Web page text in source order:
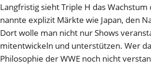
Langfristig sieht Triple H das
nannte explizit Märkte wie Japan, den
Dort wolle man nicht nur Shows
mitentwickeln und unterstützen. Wer
Philosophie der WWE noch nicht